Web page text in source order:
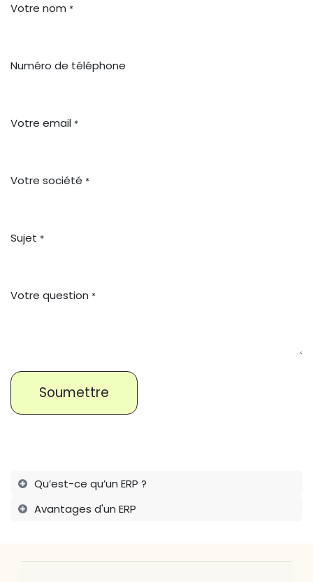
Votre nom *
Numéro de téléphone
Votre email *
Votre société *
Sujet *
Votre question *
Soumettre
Qu’est-ce qu’un ERP ?
Avantages d'un ERP